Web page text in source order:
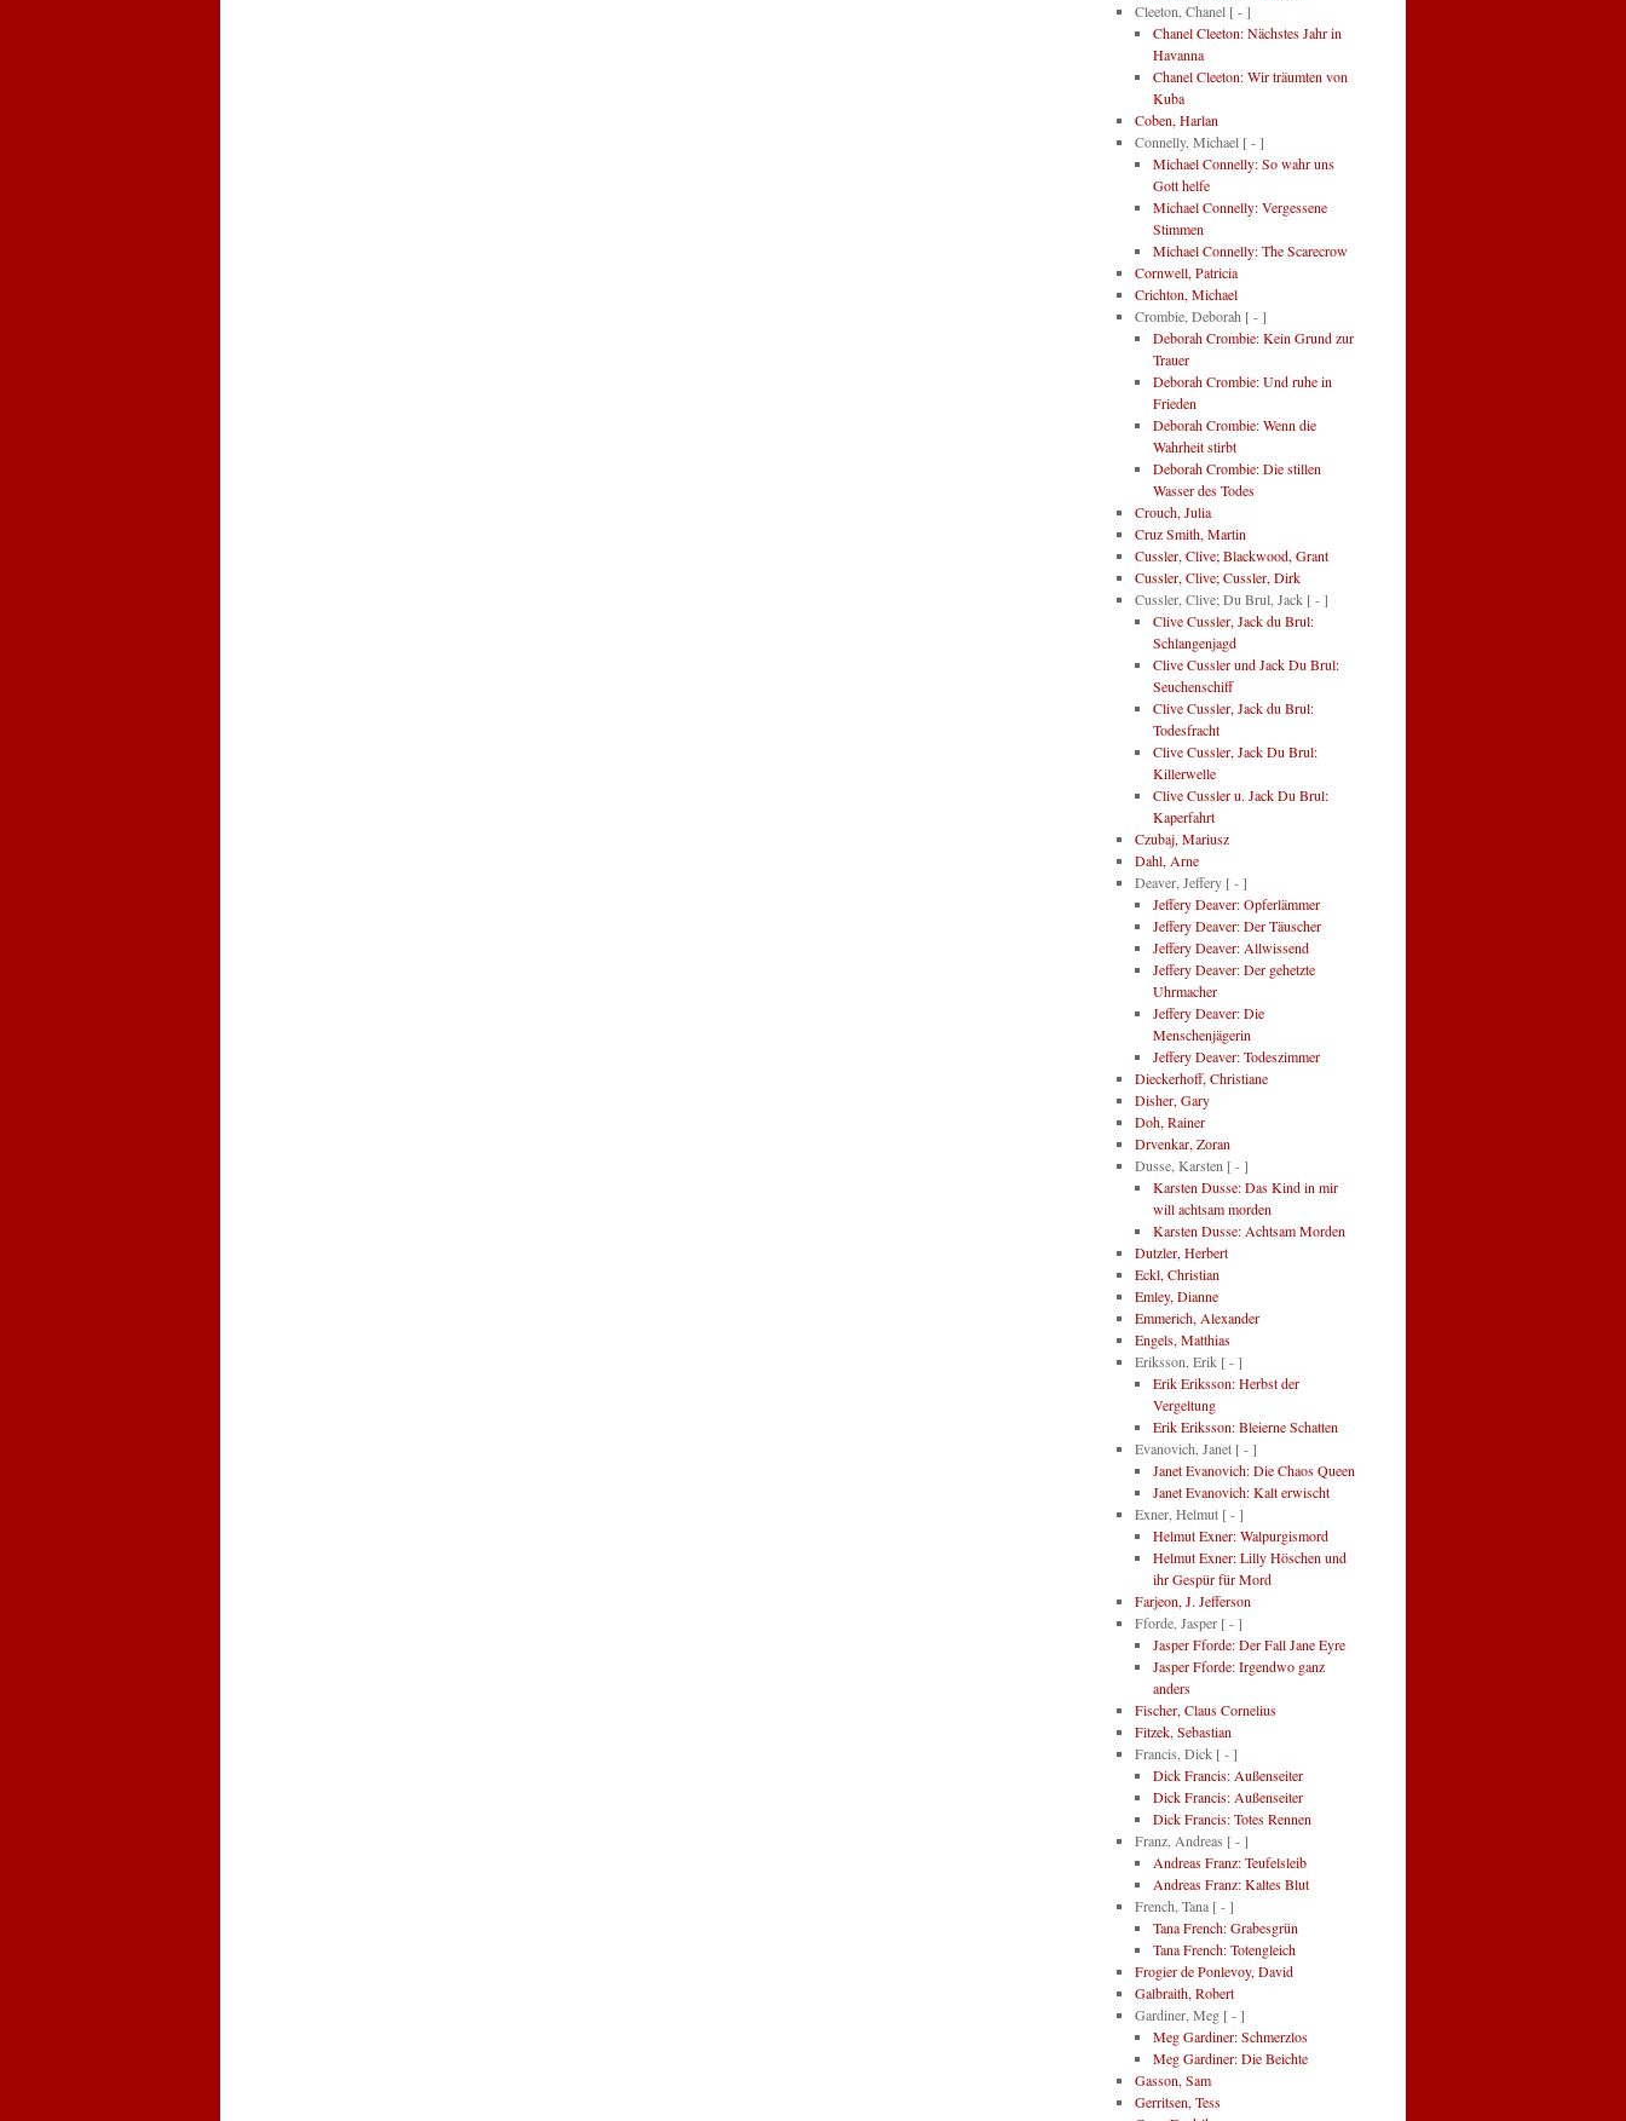
Cleeton, Chanel [ - ]
Chanel Cleeton: Nächstes Jahr in
Havanna
Chanel Cleeton: Wir träumten von
Kuba
Coben, Harlan
Connelly, Michael [ - ]
Michael Connelly: So wahr uns
Gott helfe
Michael Connelly: Vergessene
Stimmen
Michael Connelly: The Scarecrow
Cornwell, Patricia
Crichton, Michael
Crombie, Deborah [ - ]
Deborah Crombie: Kein Grund zur
Trauer
Deborah Crombie: Und ruhe in
Frieden
Deborah Crombie: Wenn die
Wahrheit stirbt
Deborah Crombie: Die stillen
Wasser des Todes
Crouch, Julia
Cruz Smith, Martin
Cussler, Clive; Blackwood, Grant
Cussler, Clive; Cussler, Dirk
Cussler, Clive; Du Brul, Jack [ - ]
Clive Cussler, Jack du Brul:
Schlangenjagd
Clive Cussler und Jack Du Brul:
Seuchenschiff
Clive Cussler, Jack du Brul:
Todesfracht
Clive Cussler, Jack Du Brul:
Killerwelle
Clive Cussler u. Jack Du Brul:
Kaperfahrt
Czubaj, Mariusz
Dahl, Arne
Deaver, Jeffery [ - ]
Jeffery Deaver: Opferlämmer
Jeffery Deaver: Der Täuscher
Jeffery Deaver: Allwissend
Jeffery Deaver: Der gehetzte
Uhrmacher
Jeffery Deaver: Die
Menschenjägerin
Jeffery Deaver: Todeszimmer
Dieckerhoff, Christiane
Disher, Gary
Doh, Rainer
Drvenkar, Zoran
Dusse, Karsten [ - ]
Karsten Dusse: Das Kind in mir
will achtsam morden
Karsten Dusse: Achtsam Morden
Dutzler, Herbert
Eckl, Christian
Emley, Dianne
Emmerich, Alexander
Engels, Matthias
Eriksson, Erik [ - ]
Erik Eriksson: Herbst der
Vergeltung
Erik Eriksson: Bleierne Schatten
Evanovich, Janet [ - ]
Janet Evanovich: Die Chaos Queen
Janet Evanovich: Kalt erwischt
Exner, Helmut [ - ]
Helmut Exner: Walpurgismord
Helmut Exner: Lilly Höschen und
ihr Gespür für Mord
Farjeon, J. Jefferson
Fforde, Jasper [ - ]
Jasper Fforde: Der Fall Jane Eyre
Jasper Fforde: Irgendwo ganz
anders
Fischer, Claus Cornelius
Fitzek, Sebastian
Francis, Dick [ - ]
Dick Francis: Außenseiter
Dick Francis: Außenseiter
Dick Francis: Totes Rennen
Franz, Andreas [ - ]
Andreas Franz: Teufelsleib
Andreas Franz: Kaltes Blut
French, Tana [ - ]
Tana French: Grabesgrün
Tana French: Totengleich
Frogier de Ponlevoy, David
Galbraith, Robert
Gardiner, Meg [ - ]
Meg Gardiner: Schmerzlos
Meg Gardiner: Die Beichte
Gasson, Sam
Gerritsen, Tess